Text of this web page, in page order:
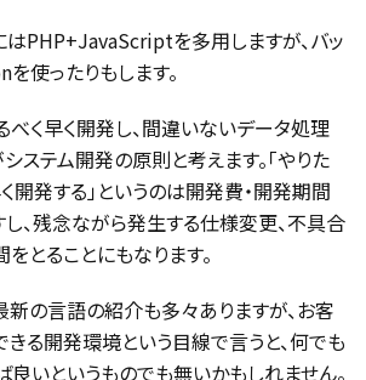
PHP+JavaScriptを多用しますが、バッ
使ったりもします。
べく早く開発し、間違いないデータ処理
システム開発の原則と考えます。「やりた
開発する」というのは開発費・開発期間
、残念ながら発生する仕様変更、不具合
とることにもなります。
新の言語の紹介も多々ありますが、お客
る開発環境という目線で言うと、何でも
いというものでも無いかもしれません。